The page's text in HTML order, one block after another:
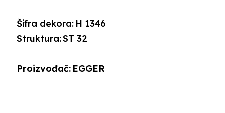
Šifra dekora: H 1346
Struktura:ST 32
Proizvođač: EGGER